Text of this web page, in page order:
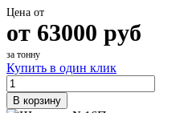
Цена от
от 63000 руб
за тонну
Купить в один клик
В корзину